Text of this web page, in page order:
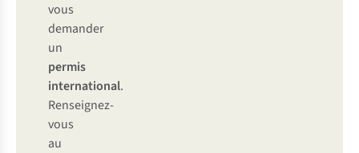
vous
demander
un
permis
international.
Renseignez-
vous
au